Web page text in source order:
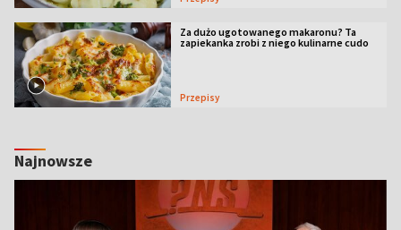
Za dużo ugotowanego makaronu? Ta
zapiekanka zrobi z niego kulinarne cudo
Przepisy
Najnowsze